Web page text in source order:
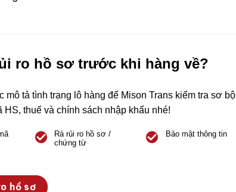
ro hồ sơ trước khi hàng về?
mô tả tình trạng lô hàng để Mison Trans kiểm tra sơ bộ
HS, thuế và chính sách nhập khẩu nhé!
Rà rủi ro hồ sơ /
chứng từ
Bảo mật thông tin
hồ sơ